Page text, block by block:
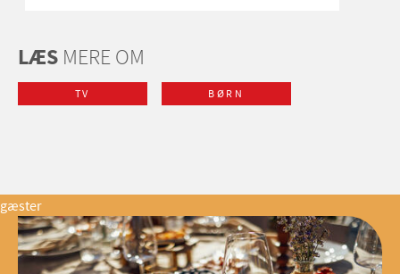
LÆS MERE OM
TV BØRN
gæster